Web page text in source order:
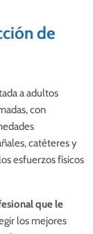
de
a adultos
con
catéteres y
esfuerzos físicos
que le
los mejores